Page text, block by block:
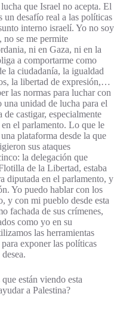
que Israel no acepta. El
un desafío real a las políticas
interno israelí. Yo no soy
se me permite
ni en Gaza, ni en la
a comportarme como
la ciudadanía, la igualdad
la libertad de expresión,…
las normas para luchar con
unidad de lucha para el
castigar, especialmente
el parlamento. Lo que le
plataforma desde la que
sus ataques
la delegación que
de la Libertad, estaba
diputada en el parlamento, y
Yo puedo hablar con los
y con mi pueblo desde esta
fachada de sus crímenes,
como yo en su
las herramientas
exponer las políticas
están viendo esta
a Palestina?